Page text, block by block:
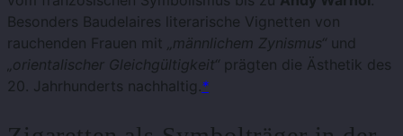
Besonders Baudelaires literarische Vignetten von
rauchenden Frauen mit
„männlichem Zynismus“ und
„orientalischer Gleichgültigkeit“ prägten die Ästhetik des
20. Jahrhunderts nachhaltig.*